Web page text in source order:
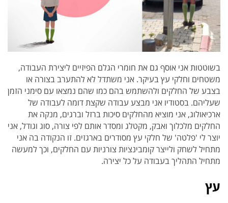
בשוטטות אני אוסף גם את חומרי הגלם הפיזיים ליצירת העבודה,
משטחים וחלקי עץ בעיקר. אני משתדל לא להתערב בצורה או
בצבע של החלקים ולהשתמש בהם כמו שהם נמצאו עם סימני הזמן
שעליהם. בסטודיו אני מבצע עבודה שקצת דומה לעבודה של
ארכיאולוג, אני מוציא מהחלקים סיכות ברזל וברגים, מנקה את
החלקים מלכלוך ואבק, מקטלג ומסדר אותם לפי צורה, סוג וגודל, אני
יוצר לי 'פלטה' של חלקי עץ מסודרים בארגזים. זו הנקודה בה אני
מתחיל לשחק ולייצר קומבינציות צורניות עם החלקים, וכך למעשה
מתחיל התהליך בעבודה על כל יצירה.
עץ